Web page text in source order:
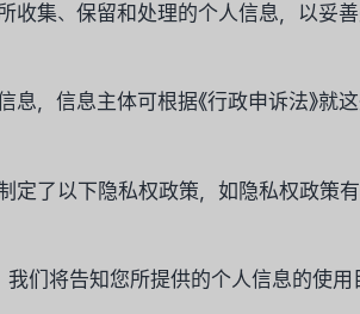
集、保留和处理的个人信息，以妥
，信息主体可根据《行政申诉法》就
定了以下隐私权政策，如隐私权政策
我们将告知您所提供的个人信息的使